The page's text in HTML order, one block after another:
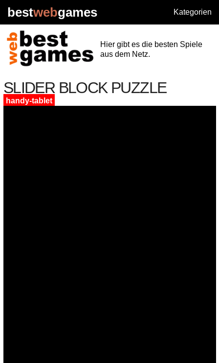
bestwebgames Kategorien
Hier gibt es die besten Spiele
aus dem Netz.
SLIDER BLOCK PUZZLE
handy-tablet